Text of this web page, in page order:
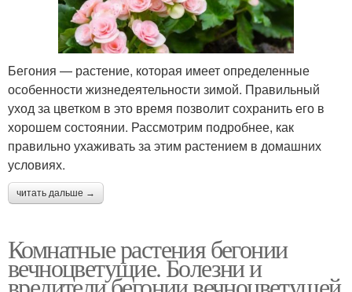
Бегония — растение, которая имеет определенные
особенности жизнедеятельности зимой. Правильный
уход за цветком в это время позволит сохранить его в
хорошем состоянии. Рассмотрим подробнее, как
правильно ухаживать за этим растением в домашних
условиях.
читать дальше →
Комнатные растения бегонии
вечноцветущие. Болезни и